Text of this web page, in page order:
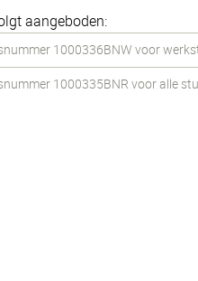
aangeboden:
1000336BNW voor
1000335BNR voor alle